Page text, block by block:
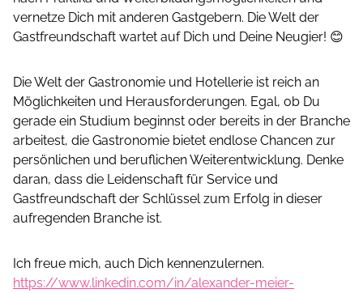
vernetze Dich mit anderen Gastgebern. Die Welt der
Gastfreundschaft wartet auf Dich und Deine Neugier! 😊
Die Welt der Gastronomie und Hotellerie ist reich an
Möglichkeiten und Herausforderungen. Egal, ob Du
gerade ein Studium beginnst oder bereits in der Branche
arbeitest, die Gastronomie bietet endlose Chancen zur
persönlichen und beruflichen Weiterentwicklung. Denke
daran, dass die Leidenschaft für Service und
Gastfreundschaft der Schlüssel zum Erfolg in dieser
aufregenden Branche ist.
Ich freue mich, auch Dich kennenzulernen.
https://www.linkedin.com/in/alexander-meier-